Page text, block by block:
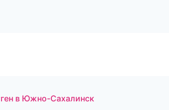
в Южно-Сахалинск